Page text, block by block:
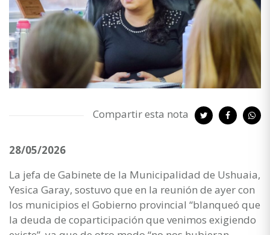
Compartir esta nota
28/05/2026
La jefa de Gabinete de la Municipalidad de Ushuaia,
Yesica Garay, sostuvo que en la reunión de ayer con
los municipios el Gobierno provincial “blanqueó que
la deuda de coparticipación que venimos exigiendo